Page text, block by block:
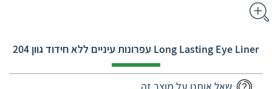
Long Lasting Eye Liner עפרונות עיניים ללא חידוד גוון 204